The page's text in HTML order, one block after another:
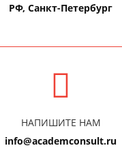
РФ, Санкт-Петербург
НАПИШИТЕ НАМ
info@academconsult.ru